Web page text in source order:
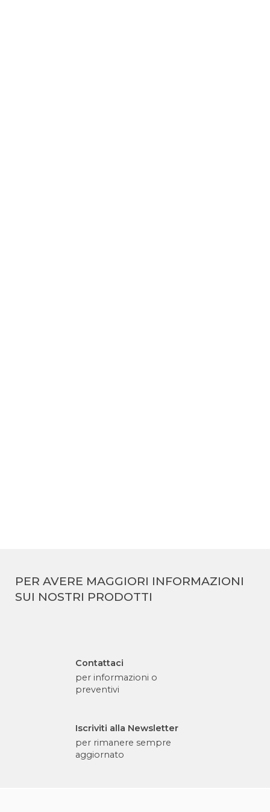
PER AVERE MAGGIORI INFORMAZIONI
SUI NOSTRI PRODOTTI
Contattaci
per informazioni o
preventivi
Iscriviti alla Newsletter
per rimanere sempre
aggiornato